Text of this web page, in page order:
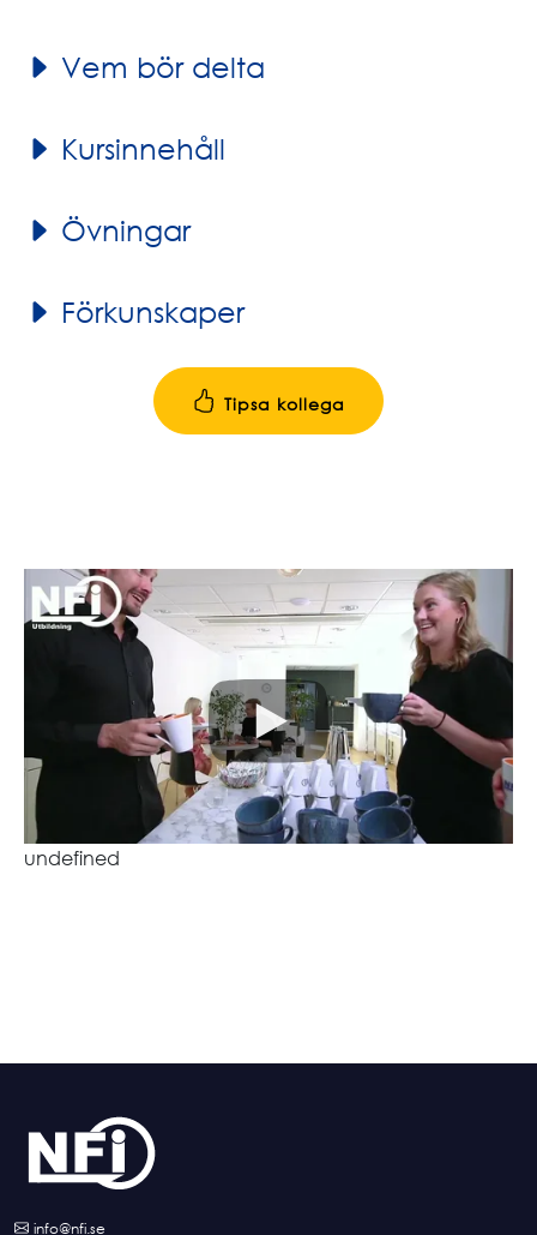
Vem bör delta
Kursinnehåll
Övningar
Förkunskaper
Tipsa kollega
undefined
info@nfi.se